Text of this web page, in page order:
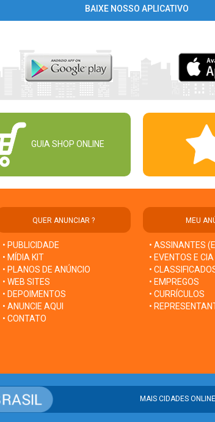
BAIXE NOSSO APLICATIVO
GUIA SHOP ONLINE
QUER ANUNCIAR ?
• PUBLICIDADE
• MÍDIA KIT
• PLANOS DE ANÚNCIO
• WEB SITES
• DEPOIMENTOS
• ANUNCIE AQUI
• CONTATO
MEU
• ASSINANTES
• EVENTOS E CIA
•
• EMPREGOS
• CURRÍCULOS
•
MAIS CIDADES ONLINE